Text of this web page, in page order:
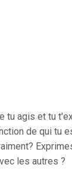
tu agis et tu
de qui tu
les autres ?